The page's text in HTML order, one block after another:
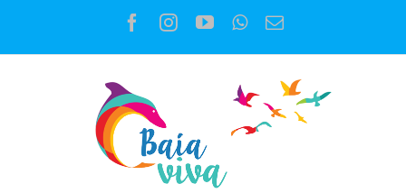
o
Facebook
Instagram
YouTubeWhatsApp
E-